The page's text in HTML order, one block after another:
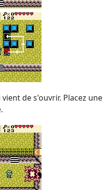
de s'ouvrir. Placez une